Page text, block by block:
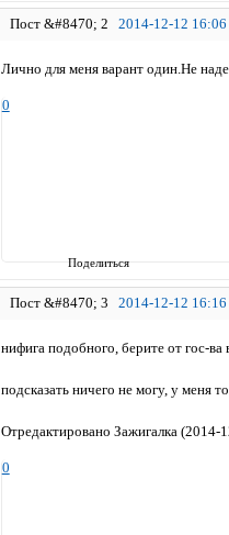
Поделиться
2 2014-12-12 16:06
Лично для меня варант один.Не
0
3 2014-12-12 16:16
нифига подобного, берите от гос-ва
подсказать ничего не могу, у меня
Отредактировано Зажигалка (2014-
0